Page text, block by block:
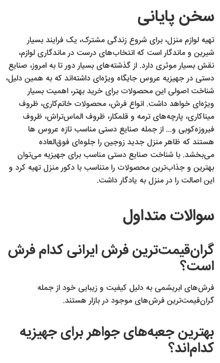
سخن پایانی
تهیه لوازم منزل، برای شروع زندگی مشترک، یک فرایند بسیار
شیرین و ماندگار است که انتخاب‌های درست در ماندگاری لوازم،
نقش بسیار موثری دارد. از گذشته‌های بسیار دور تا به امروز، صنایع
دستی در جهیزیه عروس جایگاه ویژه‌ای داشته‌اند که به همین دلیل،
شناخت اصولی این محصولات برای خرید بهتر، اهمیت بسیار
ویژه‌ای خواهد داشت. انواع فرش، محصولات خاتم‌کاری، ظروف
میناکاری، پارچه‌های ترمه و قلمکار، ظروف الماس‌تراش، ظروف
فیروزه‌کوبی و... از جمله صنایع دستی مناسب تازه عروس‌ ها
هستند که ظاهر منزل جدید زوجین را جلوه‌ای فوق‌العاده
می‌بخشد. با شناخت صنایع دستی مناسب برای جهیزیه می‌توان
بهترین و جذاب‌ترین محصولات را متناسب با دکور منزل تهیه کرد و
این اصالت را در منزل به یادگار داشت.
سوالات متداول
گران‌قیمت‌ترین فرش ایرانی کدام فرش
است؟
فرش‌های ابریشمی به دلیل کیفیت و زیبایی خود از جمله
گران‌قیمت‌ترین فرش‌های موجود در بازار هستند.
بهترین جعبه‌های جواهر برای جهیزیه
کدام‌اند؟